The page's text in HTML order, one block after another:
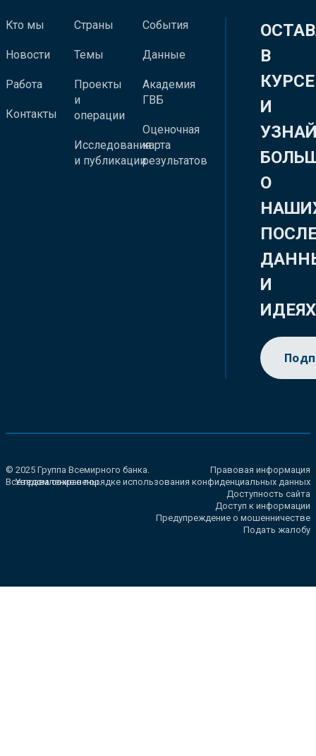
Кто мы
Новости
Работа
Контакты
Страны
Темы
Проекты
и
операции
Исследования
и публикации
События
Данные
Академия
ГВБ
Оценочная
карта
результатов
В
КУРСЕ
И
О
И
ИДЕЯХ
© 2025 Группа Всемирного банка.
Все права сохранены.
Правовая информация
Уведомление о порядке использования конфиденциальных данных
Доступность сайта
Доступ к информации
Предупреждение о мошенничестве
Подать жалобу